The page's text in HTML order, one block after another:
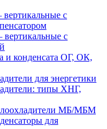
с
с
и конденсата ОГ, ОК,
для энергетики
типы ХНГ,
МБ/МБМ
для